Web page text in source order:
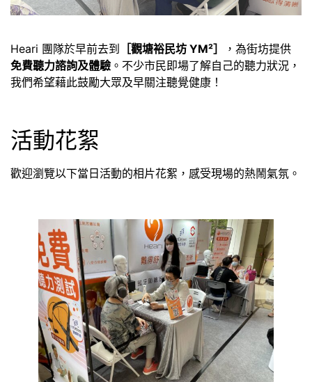
Heari 團隊於早前去到 ［觀塘裕民坊 YM²］
，為街坊提供
免費聽力諮詢及體驗 。不少市民即場了解自己的聽力狀況，
我們希望藉此鼓勵大眾及早關注聽覺健康！
活動花絮
歡迎瀏覽以下當日活動的相片花絮，感受現場的熱鬧氣氛。